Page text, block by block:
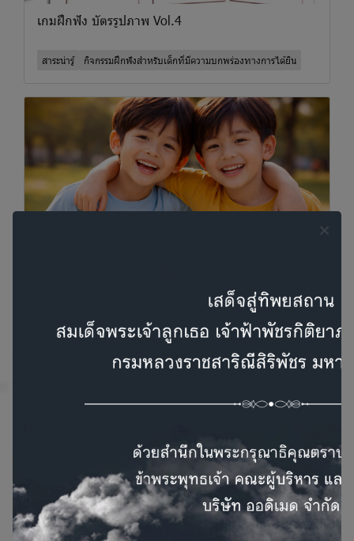
เกมฝึกฟัง บัตรรูปภาพ Vol.4
สาระน่ารู้ กิจกรรมฝึกฟังสำหรับเด็กที่มีความบกพร่องทางการได้ยิน
สาระน่ารู้ บทความน่ารู้ด้านการได้ยิน